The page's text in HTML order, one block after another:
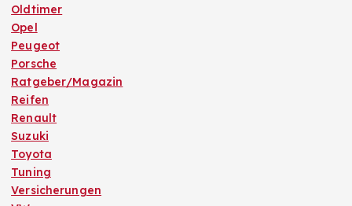
Oldtimer
Opel
Peugeot
Porsche
Ratgeber/Magazin
Reifen
Renault
Suzuki
Toyota
Tuning
Versicherungen